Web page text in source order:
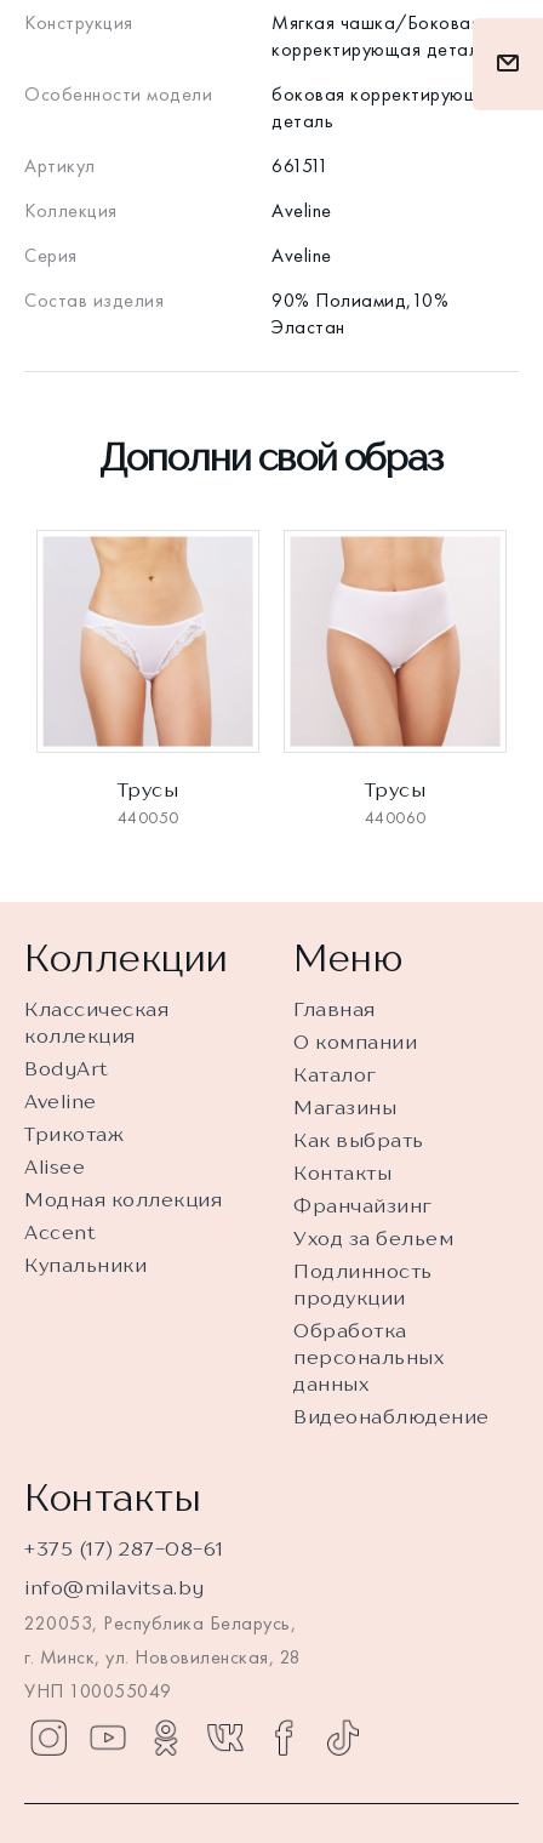
Конструкция
Мягкая чашка/Боковая
корректирующая деталь
Особенности модели
боковая корректирующая
деталь
Артикул
661511
Коллекция
Aveline
Серия
Aveline
Состав изделия
90% Полиамид,10%
Эластан
Дополни свой образ
Трусы
440050
Трусы
440060
Коллекции
Классическая
коллекция
BodyArt
Aveline
Трикотаж
Alisee
Модная коллекция
Accent
Купальники
Меню
Главная
О компании
Каталог
Магазины
Как выбрать
Контакты
Франчайзинг
Уход за бельем
Подлинность
продукции
Обработка
персональных
данных
Видеонаблюдение
Контакты
+375 (17) 287-08-61
info@milavitsa.by
220053, Республика Беларусь,
г. Минск, ул. Нововиленская, 28
УНП 100055049